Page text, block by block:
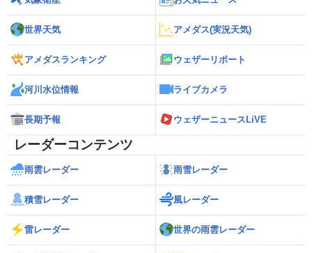
世界天気 アメダス(実況天気)
アメダスランキング ウェザーリポート
河川水位情報 ライブカメラ
長期予報 ウェザーニュースLiVE
レーダーコンテンツ
雨雲レーダー 雨雪レーダー
積雪レーダー 風レーダー
雷レーダー 世界の雨雲レーダー